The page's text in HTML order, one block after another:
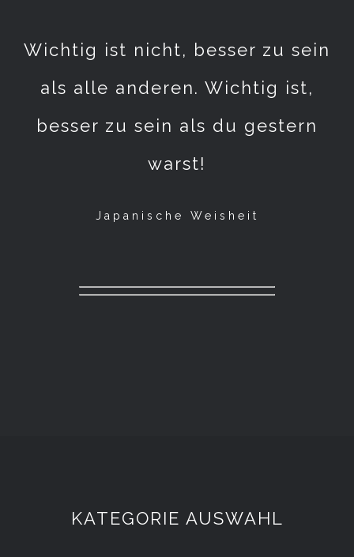
Wichtig ist nicht, besser zu sein
als alle anderen. Wichtig ist,
besser zu sein als du gestern
warst!
Japanische Weisheit
KATEGORIE AUSWAHL